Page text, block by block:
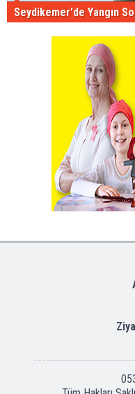
Seydikemer'de Yangın